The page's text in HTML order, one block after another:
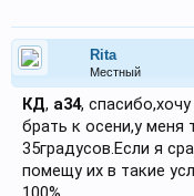
Rita
Местный
КД, a34,
брать к осени,у меня
35градусов.Если я
помещу их в такие